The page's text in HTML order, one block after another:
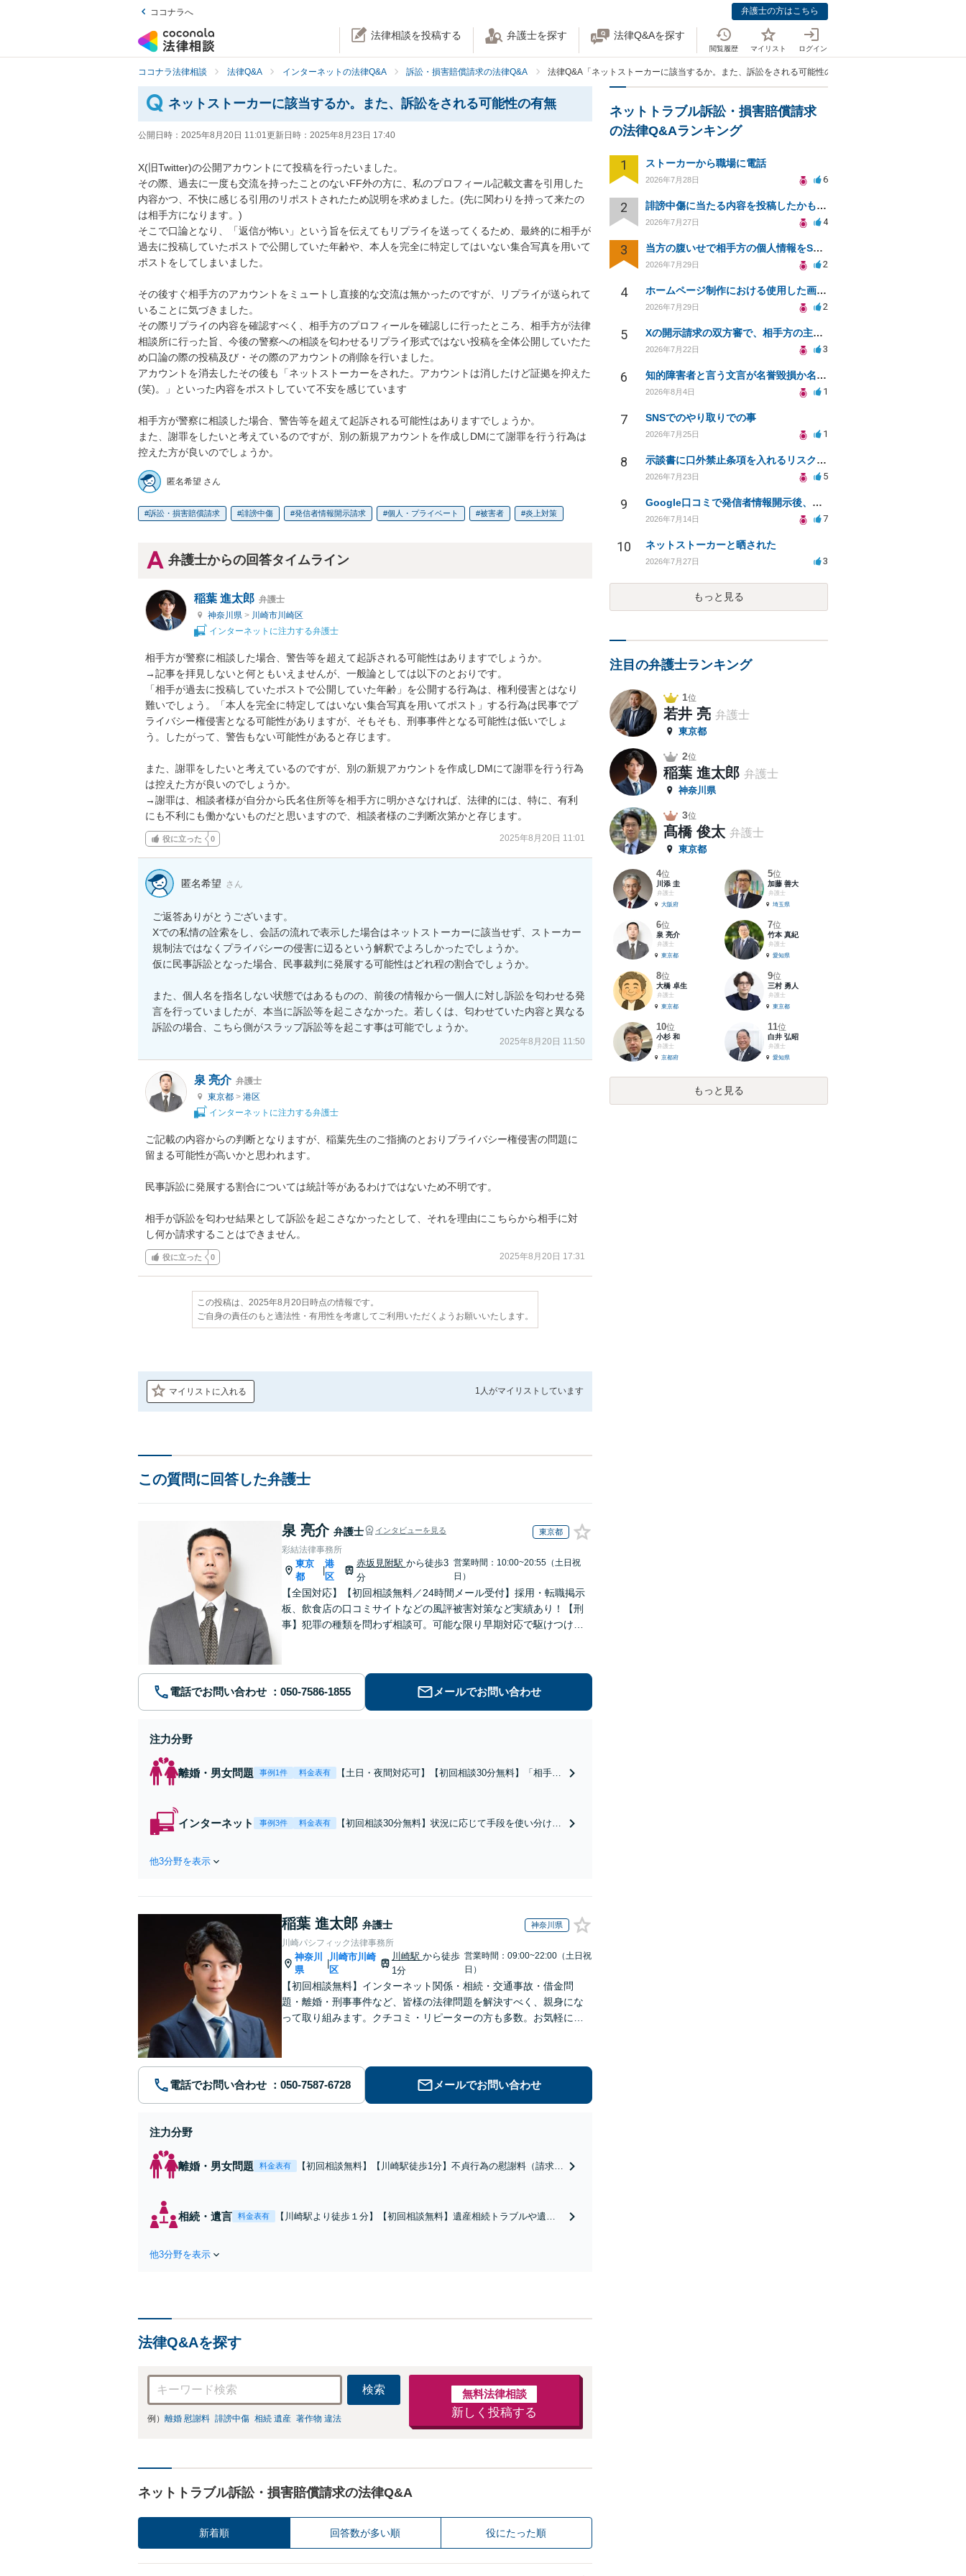
ココナラへ 弁護士の方はこちら
法律相談を投稿する 弁護士を探す 法律Q&Aを探す
閲覧履歴 マイリスト ログイン
ココナラ法律相談 法律Q&A インターネットの法律Q&A 訴訟・損害賠償請求の法律Q&A 法律Q&A「ネットストーカーに該当するか。また、訴訟をされる可能性の有無」
ネットストーカーに該当するか。また、訴訟をされる可能性の有無
公開日時： 2025年8月20日 11:01更新日時： 2025年8月23日 17:40
X(旧Twitter)の公開アカウントにて投稿を行ったいました。
その際、過去に一度も交流を持ったことのないFF外の方に、私のプロフィール記載文書を引用した
内容かつ、不快に感じる引用のリポストされたため説明を求めました。(先に関わりを持って来たの
は相手方になります。)
そこで口論となり、「返信が怖い」という旨を伝えてもリプライを送ってくるため、最終的に相手が
過去に投稿していたポストで公開していた年齢や、本人を完全に特定してはいない集合写真を用いて
ポストをしてしまいました。
その後すぐ相手方のアカウントをミュートし直接的な交流は無かったのですが、リプライが送られて
いることに気づきました。
その際リプライの内容を確認すべく、相手方のプロフィールを確認しに行ったところ、相手方が法律
相談所に行った旨、今後の警察への相談を匂わせるリプライ形式ではない投稿を全体公開していたた
め口論の際の投稿及び・その際のアカウントの削除を行いました。
アカウントを消去したその後も「ネットストーカーをされた。アカウントは消したけど証拠を抑えた
(笑)。」といった内容をポストしていて不安を感じています
相手方が警察に相談した場合、警告等を超えて起訴される可能性はありますでしょうか。
また、謝罪をしたいと考えているのですが、別の新規アカウントを作成しDMにて謝罪を行う行為は
控えた方が良いのでしょうか。
匿名希望 さん
訴訟・損害賠償請求 誹謗中傷 発信者情報開示請求 個人・プライベート 被害者 炎上対策
弁護士からの回答タイムライン
稲葉 進太郎 弁護士
神奈川県 > 川崎市川崎区
インターネットに注力する弁護士
相手方が警察に相談した場合、警告等を超えて起訴される可能性はありますでしょうか。
→記事を拝見しないと何ともいえませんが、一般論としては以下のとおりです。
「相手が過去に投稿していたポストで公開していた年齢」を公開する行為は、権利侵害とはなり
難いでしょう。「本人を完全に特定してはいない集合写真を用いてポスト」する行為は民事でプ
ライバシー権侵害となる可能性がありますが、そもそも、刑事事件となる可能性は低いでしょ
う。したがって、警告もない可能性があると存じます。
また、謝罪をしたいと考えているのですが、別の新規アカウントを作成しDMにて謝罪を行う行為
は控えた方が良いのでしょうか。
→謝罪は、相談者様が自分から氏名住所等を相手方に明かさなければ、法律的には、特に、有利
にも不利にも働かないものだと思いますので、相談者様のご判断次第かと存じます。
役に立った 0 2025年8月20日 11:01
匿名希望 さん
ご返答ありがとうございます。
Xでの私情の詮索をし、会話の流れで表示した場合はネットストーカーに該当せず、ストーカー
規制法ではなくプライバシーの侵害に辺るという解釈でよろしかったでしょうか。
仮に民事訴訟となった場合、民事裁判に発展する可能性はどれ程の割合でしょうか。
また、個人名を指名しない状態ではあるものの、前後の情報から一個人に対し訴訟を匂わせる発
言を行っていましたが、本当に訴訟等を起こさなかった。若しくは、匂わせていた内容と異なる
訴訟の場合、こちら側がスラップ訴訟等を起こす事は可能でしょうか。
2025年8月20日 11:50
泉 亮介 弁護士
東京都 > 港区
インターネットに注力する弁護士
ご記載の内容からの判断となりますが、稲葉先生のご指摘のとおりプライバシー権侵害の問題に
留まる可能性が高いかと思われます。
民事訴訟に発展する割合については統計等があるわけではないため不明です。
相手が訴訟を匂わせ結果として訴訟を起こさなかったとして、それを理由にこちらから相手に対
し何か請求することはできません。
役に立った 0 2025年8月20日 17:31
この投稿は、2025年8月20日時点の情報です。
ご自身の責任のもと適法性・有用性を考慮してご利用いただくようお願いいたします。
マイリストに入れる 1人がマイリストしています
この質問に回答した弁護士
泉 亮介 弁護士 インタビューを見る 東京都
彩結法律事務所
東京
都
港
区
赤坂見附駅 から徒歩3
分
営業時間：10:00~20:55（土日祝
日）
【全国対応】【初回相談無料／24時間メール受付】採用・転職掲示
板、飲食店の口コミサイトなどの風評被害対策など実績あり！【刑
事】犯罪の種類を問わず相談可。可能な限り早期対応で駆けつけサ
電話でお問い合わせ メールでお問い合わせ
注力分野
離婚・男女問題 事例1件 料金表有
【土日・夜間対応可】【初回相談30分無料】「相手方
金額アップ／減額交渉も対応可」【完全個室対応】
インターネット 事例3件 料金表有
【初回相談30分無料】状況に応じて手段を使い分け、
他3分野を表示
稲葉 進太郎 弁護士 神奈川県
川崎パシフィック法律事務所
神奈川
県
|
川崎市川崎
区
川崎駅 から徒歩
1分
営業時間：09:00~22:00（土日祝
日）
【初回相談無料】インターネット関係・相続・交通事故・借金問
題・離婚・刑事事件など、皆様の法律問題を解決すべく、親身にな
って取り組みます。クチコミ・リピーターの方も多数。お気軽にお
電話でお問い合わせ メールでお問い合わせ
注力分野
離婚・男女問題 料金表有
【初回相談無料】【川崎駅徒歩1分】不貞行為の慰謝料（請求さ
ます。
相続・遺言 料金表有
【川崎駅より徒歩１分】【初回相談無料】遺産相続トラブルや遺言
他3分野を表示
法律Q&Aを探す
検索
例） 離婚 慰謝料 誹謗中傷 相続 遺産 著作物 違法
無料法律相談
新しく投稿する
ネットトラブル訴訟・損害賠償請求の法律Q&A
新着順 回答数が多い順 役にたった順
ネットトラブル訴訟・損害賠償請求
の法律Q&Aランキング
1 ストーカーから職場に電話
2026年7月28日 6
2 誹謗中傷に当たる内容を投稿したかもしれない。開示請求や民事刑事裁判に発展しうるのか教えて欲しい。
2026年7月27日 4
3 当方の腹いせで相手方の個人情報をSNSで晒してしまい名誉毀損させてしまったかもしれない
2026年7月29日 2
4 ホームページ制作における使用した画像や文章の著作権について
2026年7月29日 2
5 Xの開示請求の双方審で、相手方の主張が口頭ばかりで把握しきれません
2026年7月22日 3
6 知的障害者と言う文言が名誉毀損か名誉感情の侵害になるか教えてほしい。
2026年8月4日 1
7 SNSでのやり取りでの事
2026年7月25日 1
8 示談書に口外禁止条項を入れるリスクはありますか？
2026年7月23日 5
9 Google口コミで発信者情報開示後、損害賠償請求を受けています。示談について相談です。
2026年7月14日 7
10 ネットストーカーと晒された
2026年7月27日 3
もっと見る
注目の弁護士ランキング
1位
若井 亮 弁護士
東京都
2位
稲葉 進太郎 弁護士
神奈川県
3位
髙橋 俊太 弁護士
東京都
4位
川添 圭
弁護士
大阪府
5位
加藤 善大
弁護士
埼玉県
6位
泉 亮介
弁護士
東京都
7位
竹本 真紀
弁護士
愛知県
8位
大橋 卓生
弁護士
東京都
9位
三村 勇人
弁護士
東京都
10位
小杉 和
弁護士
京都府
11位
白井 弘昭
弁護士
愛知県
もっと見る